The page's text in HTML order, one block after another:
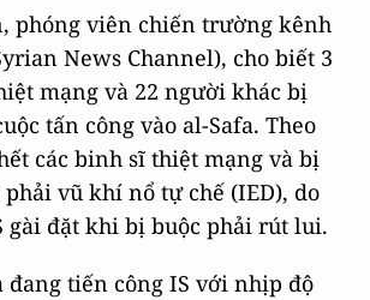
phóng viên chiến trường kênh
News Channel), cho biết 3
mạng và 22 người khác bị
tấn công vào al-Safa. Theo
các binh sĩ thiệt mạng và bị
vũ khí nổ tự chế (IED), do
gài đặt khi bị buộc phải rút lui.
đang tiến công IS với nhịp độ